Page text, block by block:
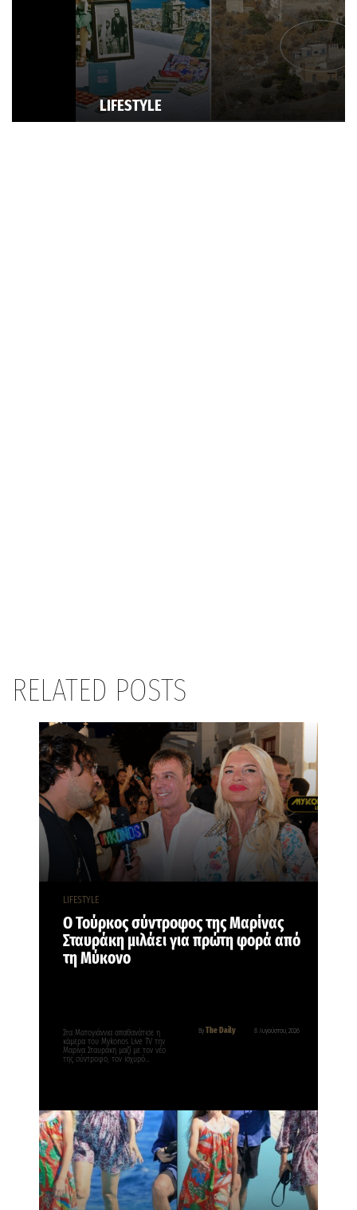
LIFESTYLE
RELATED POSTS
LIFESTYLE
Ο Τούρκος σύντροφος της Μαρίνας
Σταυράκη μιλάει για πρώτη φορά από
τη Μύκονο
By The Daily 8 Αυγούστου, 2026
Στα Ματογιάννια απαθανάτισε η
κάμερα του Mykonos Live TV την
Μαρίνα Σταυράκη μαζί με τον νέο
της σύντροφο, τον ισχυρό…